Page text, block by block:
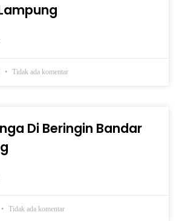
Tidak ada komentar
Di Beringin Bandar
Tidak ada komentar